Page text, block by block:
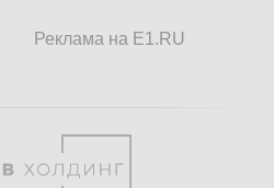
Реклама на E1.RU